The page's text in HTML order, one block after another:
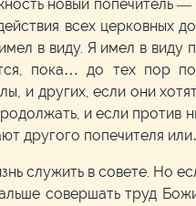
новый попечитель
всех церковных
в виду. Я имел в виду
пока… до тех пор
и других, если они
и если против
другого попечителя
служить в совете. Но
совершать труд